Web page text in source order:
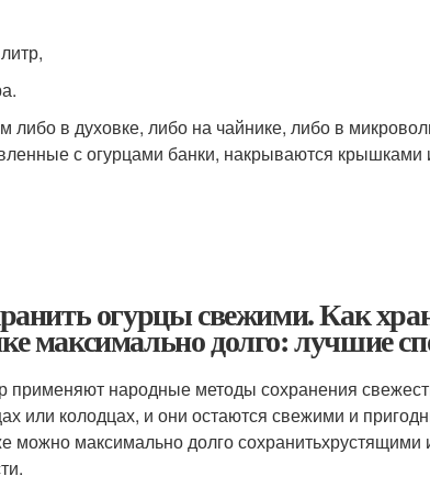
либо в духовке, либо на чайнике, либо в
с огурцами банки, накрываются крышками
огурцы свежими. Как
максимально долго: лучшие
применяют народные методы сохранения
или колодцах, и они остаются свежими и
можно максимально долго